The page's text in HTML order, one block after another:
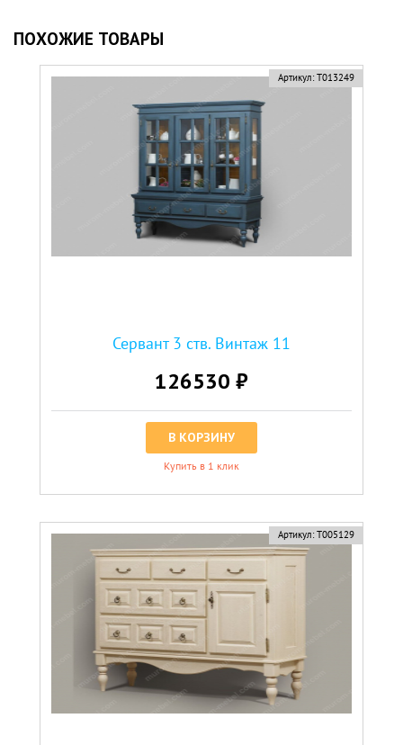
ПОХОЖИЕ ТОВАРЫ
Артикул: Т013249
Сервант 3 ств. Винтаж 11
126530 ₽
В КОРЗИНУ
Купить в 1 клик
Артикул: Т005129